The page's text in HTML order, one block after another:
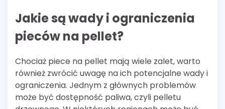
Jakie są wady i ograniczenia
pieców na pellet?
Chociaż piece na pellet mają wiele zalet, warto
również zwrócić uwagę na ich potencjalne wady i
ograniczenia. Jednym z głównych problemów
może być dostępność paliwa, czyli pelletu